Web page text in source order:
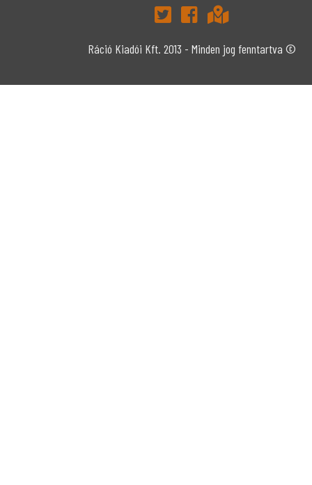
Ráció Kiadói Kft. 2013 - Minden jog fenntartva ©